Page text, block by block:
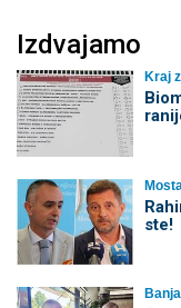
Izdvajamo
Kraj
ste!